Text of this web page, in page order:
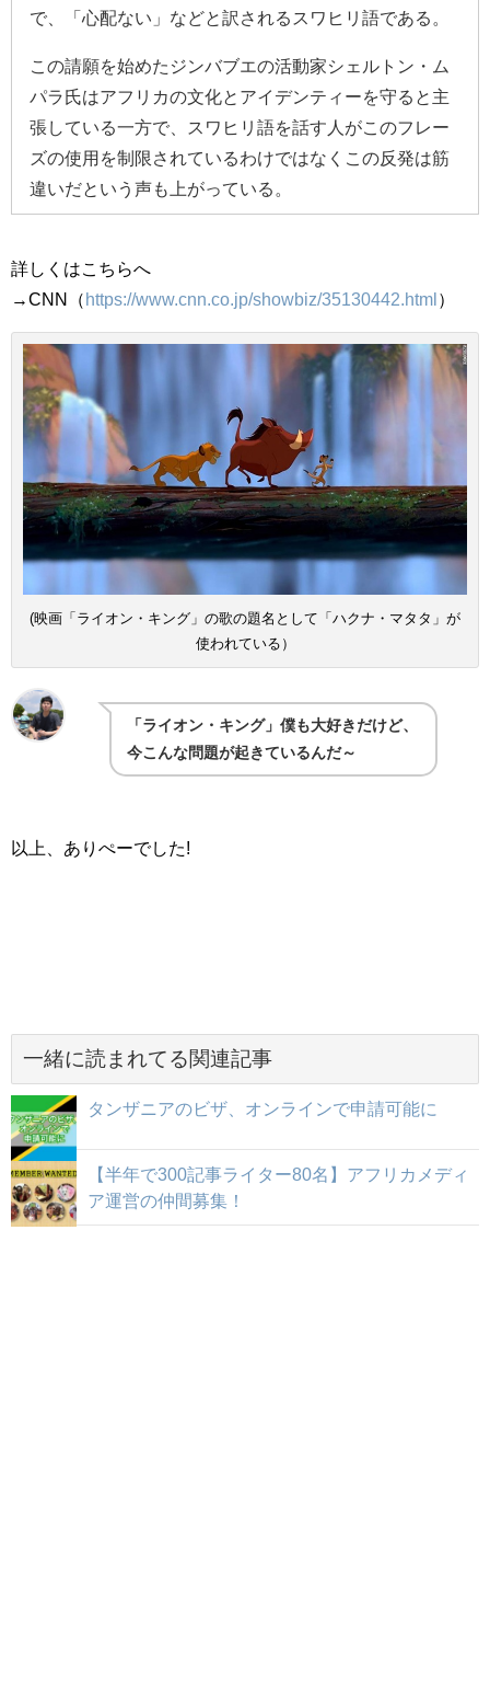
で、「心配ない」などと訳されるスワヒリ語である。
この請願を始めたジンバブエの活動家シェルトン・ム
パラ氏はアフリカの文化とアイデンティーを守ると主
張している一方で、スワヒリ語を話す人がこのフレー
ズの使用を制限されているわけではなくこの反発は筋
違いだという声も上がっている。
詳しくはこちらへ
→CNN（ https://www.cnn.co.jp/showbiz/35130442.html ）
(映画「ライオン・キング」の歌の題名として「ハクナ・マタタ」が
使われている）
「ライオン・キング」僕も大好きだけど、
今こんな問題が起きているんだ～
以上、ありぺーでした!
一緒に読まれてる関連記事
タンザニアのビザ、オンラインで申請可能に
【半年で300記事ライター80名】アフリカメディ
ア運営の仲間募集！